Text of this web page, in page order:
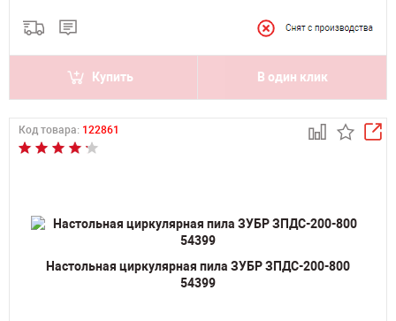
Купить В один клик
Код товара: 122861
Настольная циркулярная пила ЗУБР ЗПДС-200-800
54399